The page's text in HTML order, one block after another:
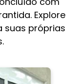
Explore
suas próprias